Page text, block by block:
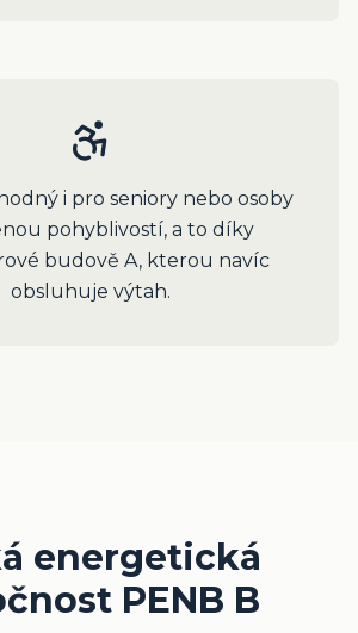
i pro seniory nebo osoby
pohyblivostí, a to díky
budově A, kterou navíc
obsluhuje výtah.
energetická
PENB B